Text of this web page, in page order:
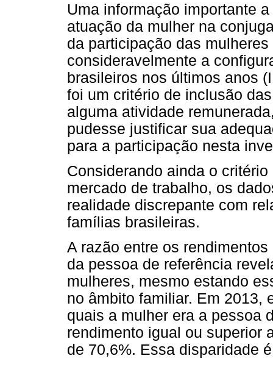
Uma informação importante
atuação da mulher na
da participação das
consideravelmente a
brasileiros nos últimos anos
foi um critério de inclusão
alguma atividade
pudesse justificar sua
para a participação nesta
Considerando ainda o
mercado de trabalho, os
realidade discrepante com
famílias brasileiras.
A razão entre os
da pessoa de referência
mulheres, mesmo estando
no âmbito familiar. Em 2013,
quais a mulher era a pessoa
rendimento igual ou superior
de 70,6%. Essa disparidade